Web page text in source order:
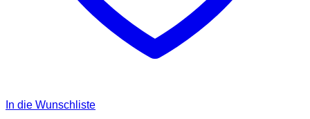
In die Wunschliste